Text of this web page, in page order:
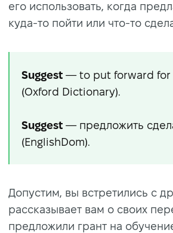
его использовать, когда
куда-то пойти или что-то
Suggest — to put forward for
(Oxford Dictionary).
Suggest — предложить
(EnglishDom).
Допустим, вы встретились с
рассказывает вам о своих
предложили грант на